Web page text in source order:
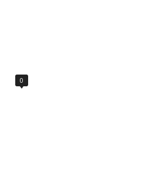
0